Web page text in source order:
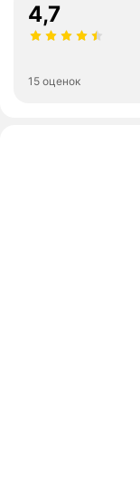
4,7
15 оценок